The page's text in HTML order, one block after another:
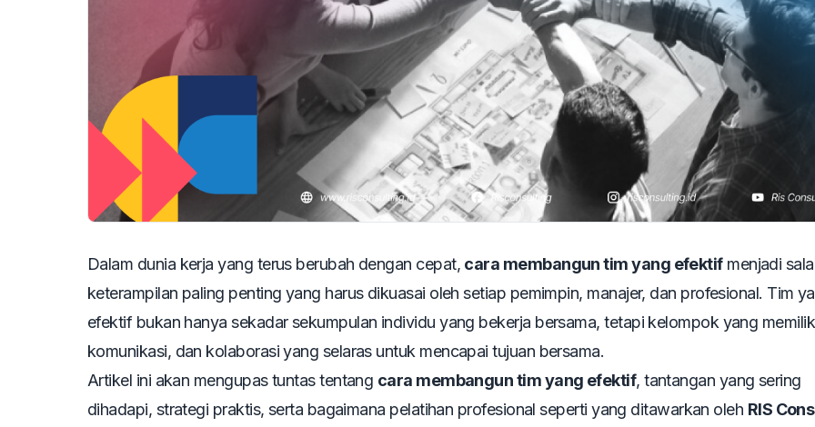
Dalam dunia kerja yang terus berubah dengan cepat, cara membangun tim yang efektifmenjadi
keterampilan paling penting yang harus dikuasai oleh setiap pemimpin, manajer, dan profesional. Tim
efektif bukan hanya sekadar sekumpulan individu yang bekerja bersama, tetapi kelompok yang
komunikasi, dan kolaborasi yang selaras untuk mencapai tujuan bersama.
Artikel ini akan mengupas tuntas tentang cara membangun tim yang efektif, tantangan yang sering
dihadapi, strategi praktis, serta bagaimana pelatihan profesional seperti yang ditawarkan oleh RIS